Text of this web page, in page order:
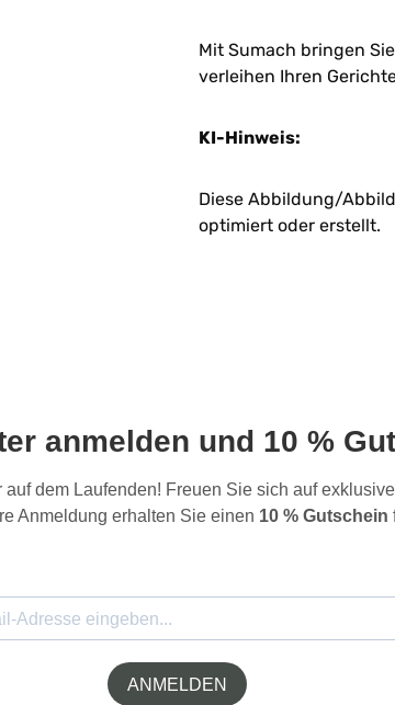
Mit Sumach bringen
verleihen Ihren
KI-Hinweis:
Diese Abbildung/
optimiert oder erstellt.
anmelden und 10 %
dem Laufenden! Freuen Sie sich auf
Anmeldung erhalten Sie einen 10 % Gutschein
ANMELDEN